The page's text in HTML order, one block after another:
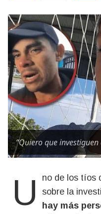
“Quiero que
Uno de los tíos de Agostina Vega habló sobre la
hay más